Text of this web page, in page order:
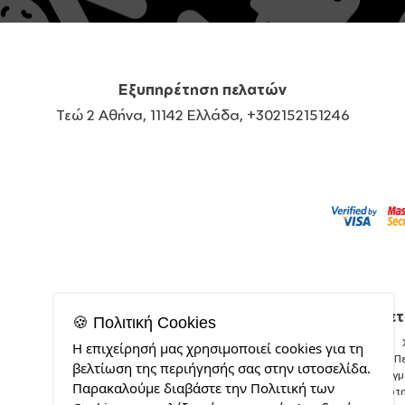
Εξυπηρέτηση πελατών
Τεώ 2 Αθήνα, 11142 Ελλάδα, +302152151246
🍪 Πολιτική Cookies
Η επιχείρησή μας χρησιμοποιεί cookies για τη
βελτίωση της περιήγησής σας στην ιστοσελίδα.
Παρακαλούμε διαβάστε την Πολιτική των